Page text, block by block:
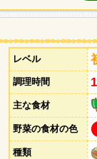
レベル
調理時間
主な食材
野菜の食材の色
種類